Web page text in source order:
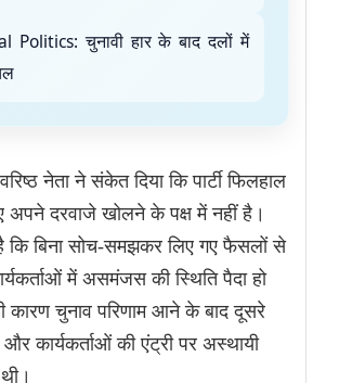
Politics: चुनावी हार के बाद दलों में
नेता ने संकेत दिया कि पार्टी फिलहाल
अपने दरवाजे खोलने के पक्ष में नहीं है।
कि बिना सोच-समझकर लिए गए फैसलों से
में असमंजस की स्थिति पैदा हो
कारण चुनाव परिणाम आने के बाद दूसरे
कार्यकर्ताओं की एंट्री पर अस्थायी